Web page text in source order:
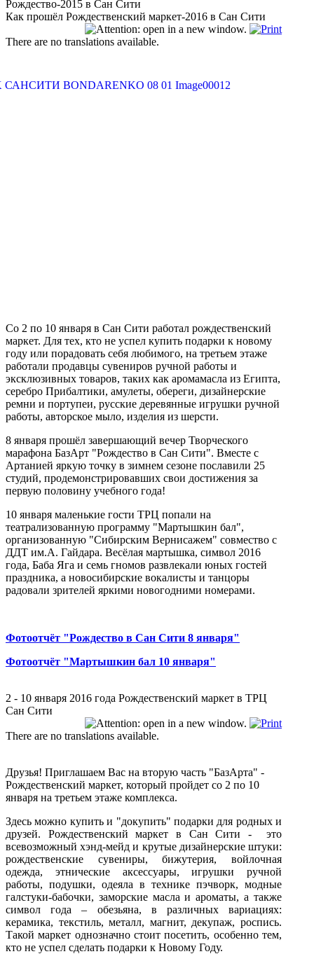
Рождество-2015 в Сан Сити
Как прошёл Рождественский маркет-2016 в Сан Сити
There are no translations available.
Со 2 по 10 января в Сан Сити работал рождественский
маркет. Для тех, кто не успел купить подарки к новому
году или порадовать себя любимого, на третьем этаже
работали продавцы сувениров ручной работы и
эксклюзивных товаров, таких как аромамасла из Египта,
серебро Прибалтики, амулеты, обереги, дизайнерские
ремни и портупеи, русские деревянные игрушки ручной
работы, авторское мыло, изделия из шерсти.
8 января прошёл завершающий вечер Творческого
марафона БазАрт "Рождество в Сан Сити". Вместе с
Артанией яркую точку в зимнем сезоне пославили 25
студий, продемонстрировавших свои достижения за
первую половину учебного года!
10 января маленькие гости ТРЦ попали на
театрализованную программу "Мартышкин бал",
организованную "Сибирским Вернисажем" совмество с
ДДТ им.А. Гайдара. Весёлая мартышка, символ 2016
года, Баба Яга и семь гномов развлекали юных гостей
праздника, а новосибирские вокалисты и танцоры
радовали зрителей яркими новогодними номерами.
Фотоотчёт "Рождество в Сан Сити 8 января"
Фотоотчёт "Мартышкин бал 10 января"
2 - 10 января 2016 года Рождественский маркет в ТРЦ
Сан Сити
There are no translations available.
Друзья! Приглашаем Вас на вторую часть "БазАрта" -
Рождественский маркет, который пройдет со 2 по 10
января на третьем этаже комплекса.
Здесь можно купить и "докупить" подарки для родных и
друзей. Рождественский маркет в Сан Сити - это
всевозможный хэнд-мейд и крутые дизайнерские штуки:
рождественские сувениры, бижутерия, войлочная
одежда, этнические аксессуары, игрушки ручной
работы, подушки, одеяла в технике пэчворк, модные
галстуки-бабочки, заморские масла и ароматы, а также
символ года – обезьяна, в различных вариациях:
керамика, текстиль, металл, магнит, декупаж, роспись.
Такой маркет однозначно стоит посетить, особенно тем,
кто не успел сделать подарки к Новому Году.